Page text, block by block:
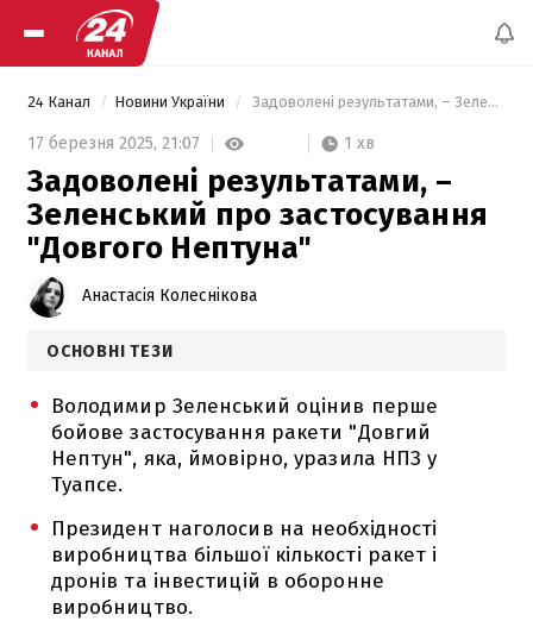
24 Канал Новини України Задоволені результатами, – Зеленський про застосування "Довгого Нептуна"
17 березня 2025, 21:07 1 хв
Задоволені результатами, –
Зеленський про застосування
"Довгого Нептуна"
Анастасія Колеснікова
ОСНОВНІ ТЕЗИ
Володимир Зеленський оцінив перше
бойове застосування ракети "Довгий
Нептун", яка, ймовірно, уразила НПЗ у
Туапсе.
Президент наголосив на необхідності
виробництва більшої кількості ракет і
дронів та інвестицій в оборонне
виробництво.